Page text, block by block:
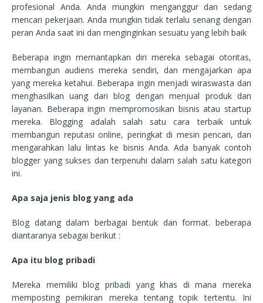
profesional Anda. Anda mungkin menganggur dan sedang
mencari pekerjaan. Anda mungkin tidak terlalu senang dengan
peran Anda saat ini dan menginginkan sesuatu yang lebih baik
Beberapa ingin memantapkan diri mereka sebagai otoritas,
membangun audiens mereka sendiri, dan mengajarkan apa
yang mereka ketahui. Beberapa ingin menjadi wiraswasta dan
menghasilkan uang dari blog dengan menjual produk dan
layanan. Beberapa ingin mempromosikan bisnis atau startup
mereka. Blogging adalah salah satu cara terbaik untuk
membangun reputasi online, peringkat di mesin pencari, dan
mengarahkan lalu lintas ke bisnis Anda. Ada banyak contoh
blogger yang sukses dan terpenuhi dalam salah satu kategori
ini.
Apa saja jenis blog yang ada
Blog datang dalam berbagai bentuk dan format. beberapa
diantaranya sebagai berikut :
Apa itu blog pribadi
Mereka memiliki blog pribadi yang khas di mana mereka
memposting pemikiran mereka tentang topik tertentu. Ini